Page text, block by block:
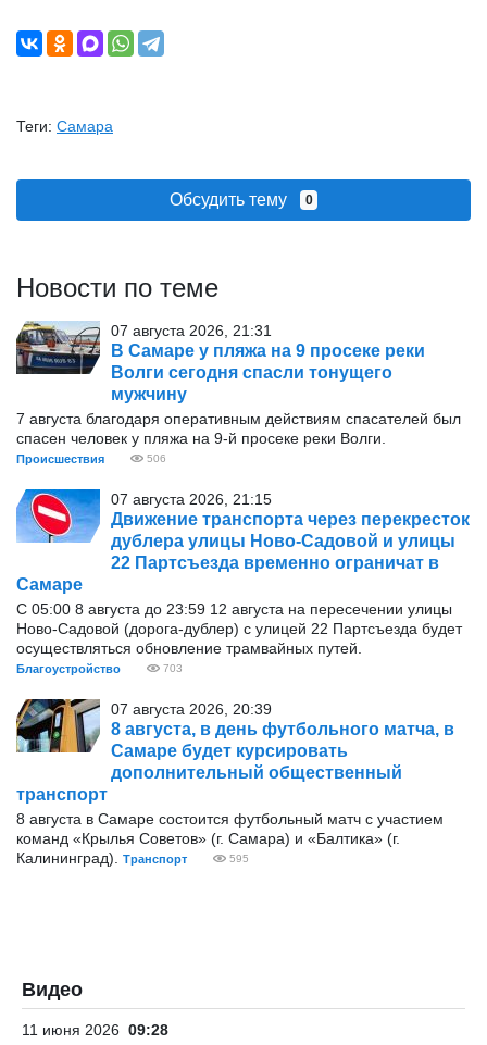
Теги: Самара
Обсудить тему 0
Новости по теме
07 августа 2026, 21:31
В Самаре у пляжа на 9 просеке реки
Волги сегодня спасли тонущего
мужчину
7 августа благодаря оперативным действиям спасателей был
спасен человек у пляжа на 9-й просеке реки Волги.
Происшествия 506
07 августа 2026, 21:15
Движение транспорта через перекресток
дублера улицы Ново-Садовой и улицы
22 Партсъезда временно ограничат в
Самаре
С 05:00 8 августа до 23:59 12 августа на пересечении улицы
Ново-Садовой (дорога-дублер) с улицей 22 Партсъезда будет
осуществляться обновление трамвайных путей.
Благоустройство 703
07 августа 2026, 20:39
8 августа, в день футбольного матча, в
Самаре будет курсировать
дополнительный общественный
транспорт
8 августа в Самаре состоится футбольный матч с участием
команд «Крылья Советов» (г. Самара) и «Балтика» (г.
Калининград).
Транспорт 595
Видео
11 июня 2026 09:28